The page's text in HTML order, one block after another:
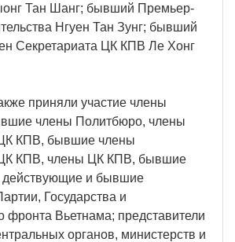
Тан Шанг; бывший Премьер-
Нгуен Тан Зунг; бывший
Секретариата ЦК КПВ Ле Хонг
приняли участие члены
члены Политбюро, члены
КПВ, бывшие члены
КПВ, члены ЦК КПВ, бывшие
и бывшие
Государства и
фронта Вьетнама; представители
органов, министерств и